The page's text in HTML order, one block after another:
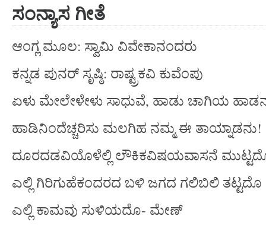
ಸಂನ್ಯಾಸ ಗೀತೆ
ಆಂಗ್ಲ ಮೂಲ: ಸ್ವಾಮಿ ವಿವೇಕಾನಂದರು
ಕನ್ನಡ ಪುನರ್ ಸೃಷ್ಠಿ: ರಾಷ್ಟ್ರಕವಿ ಕುವೆಂಪು
ಏಳು ಮೇಲೇಳೇಳು ಸಾಧುವೆ, ಹಾಡು ಚಾಗಿಯ
ಹಾಡಿನಿಂದೆಚ್ಚರಿಸು ಮಲಗಿಹ ನಮ್ಮ ಈ ತಾಯ್ನಾಡನು!
ದೂರದಡವಿಯೊಳೆಲ್ಲಿ ಲೌಕಿಕವಿಷಯವಾಸನೆ
ಎಲ್ಲಿ ಗಿರಿಗುಹೆಕಂದರದ ಬಳಿ ಜಗದ ಗಲಿಬಿಲಿ ತಟ್ಟದೊ
ಎಲ್ಲಿ ಕಾಮವು ಸುಳಿಯದೊ- ಮೇಣ್